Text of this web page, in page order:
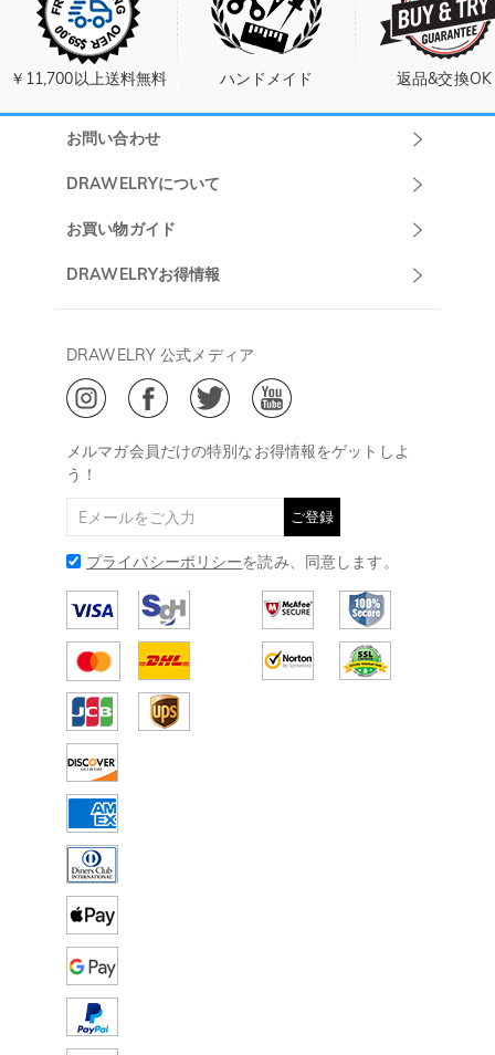
￥11,700以上送料無料 ハンドメイド 返品&交換OK
お問い合わせ
DRAWELRYについて
DRAWELRYについて
ご利用規約
ご特定商取引法に基づく表示
お買い物ガイド
発送について
ジュエリーお手入れ
Drawelry Blog
DRAWELRYお得情報
会員・ポイントについて
メルマガ会員だけの特別なお得情報をゲットしよ
う！
ご登録
プライバシーポリシーを読み、同意します。
DRAWELRY 公式メディア